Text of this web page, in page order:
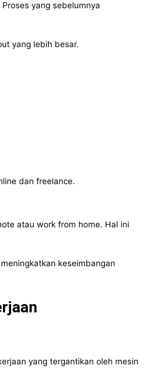
yang sebelumnya
yang lebih besar.
dan freelance.
atau work from home. Hal ini
keseimbangan
yang tergantikan oleh mesin